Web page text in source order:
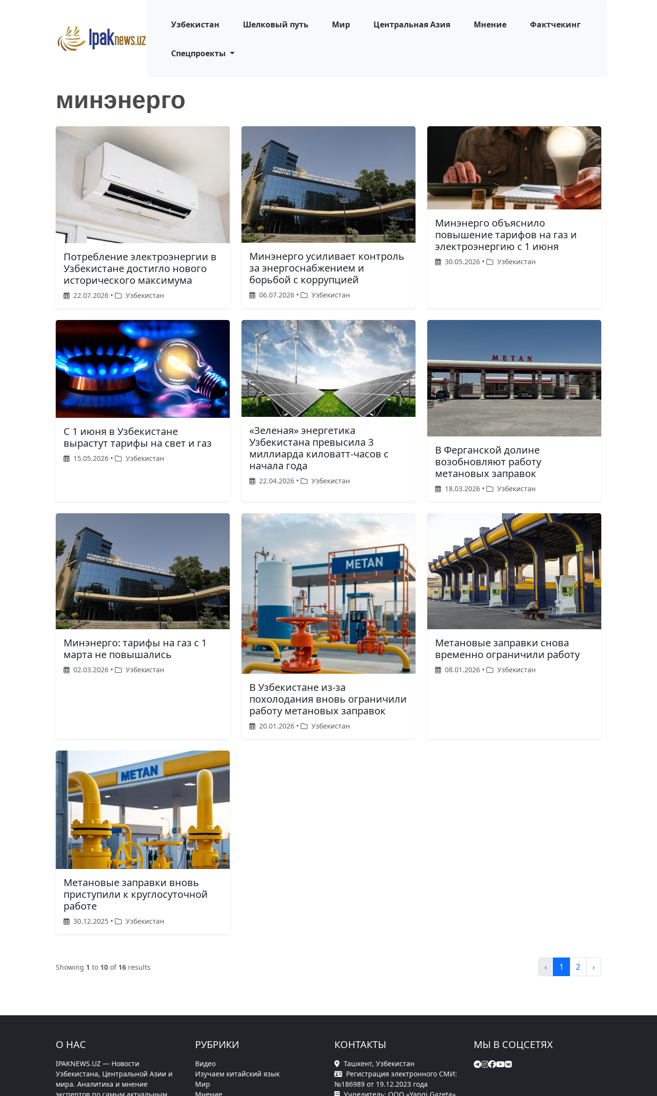
Узбекистан Шелковый путь Мир Центральная Азия Мнение Фактчекинг
Спецпроекты
минэнерго
Потребление электроэнергии в
Узбекистане достигло нового
исторического максимума
22.07.2026 • Узбекистан
Минэнерго усиливает контроль
за энергоснабжением и
борьбой с коррупцией
06.07.2026 • Узбекистан
Минэнерго объяснило
повышение тарифов на газ и
электроэнергию с 1 июня
30.05.2026 • Узбекистан
С 1 июня в Узбекистане
вырастут тарифы на свет и газ
15.05.2026 • Узбекистан
«Зеленая» энергетика
Узбекистана превысила 3
миллиарда киловатт-часов с
начала года
22.04.2026 • Узбекистан
В Ферганской долине
возобновляют работу
метановых заправок
18.03.2026 • Узбекистан
Минэнерго: тарифы на газ с 1
марта не повышались
02.03.2026 • Узбекистан
В Узбекистане из-за
похолодания вновь ограничили
работу метановых заправок
20.01.2026 • Узбекистан
Метановые заправки снова
временно ограничили работу
08.01.2026 • Узбекистан
Метановые заправки вновь
приступили к круглосуточной
работе
30.12.2025 • Узбекистан
Showing 1 to 10 of 16 results ‹ 1 2 ›
О НАС
IPAKNEWS.UZ — Новости
Узбекистана, Центральной Азии и
мира. Аналитика и мнение
РУБРИКИ
Видео
Изучаем китайский язык
Мир
КОНТАКТЫ
Ташкент, Узбекистан
Регистрация электронного СМИ:
№186989 от 19.12.2023 года
МЫ В СОЦСЕТЯХ